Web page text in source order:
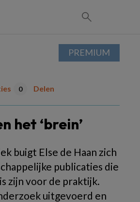
0 Delen
het ‘brein’
buigt Else de Haan zich
publicaties die
zijn voor de praktijk.
uitgevoerd en
PREMIUM